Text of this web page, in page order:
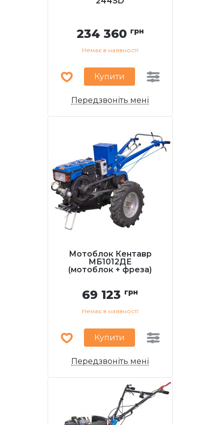
234 360 грн
Немає в наявності
Купити
Передзвоніть мені
Мотоблок Кентавр
МБ1012ДЕ
(мотоблок + фреза)
69 123 грн
Немає в наявності
Купити
Передзвоніть мені